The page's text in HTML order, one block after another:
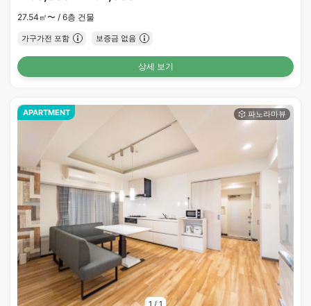
27.54㎡〜 / 6층 건물
가구가전 포함 보증금 없음
상세 보기
1 / 1
APARTMENT